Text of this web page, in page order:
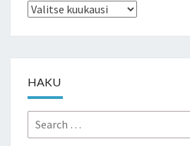
Arkistot
HAKU
Search
for: